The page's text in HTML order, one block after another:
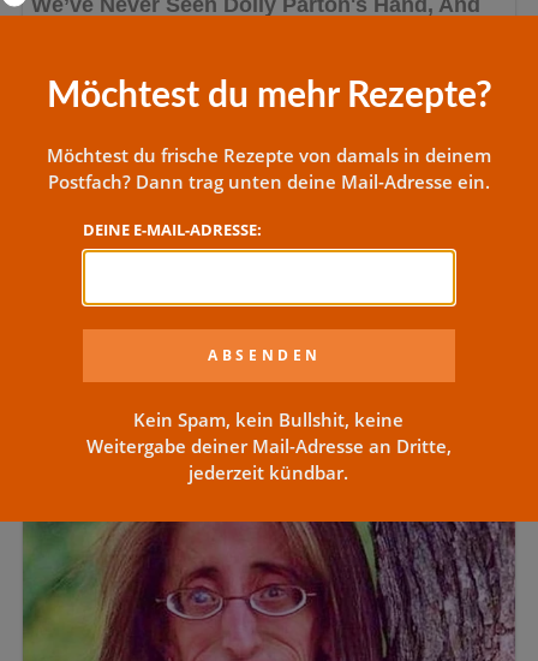
Möchtest du mehr Rezepte?
Möchtest du frische Rezepte von damals in deinem
Postfach? Dann trag unten deine Mail-Adresse ein.
DEINE E-MAIL-ADRESSE:
Kein Spam, kein Bullshit, keine
Weitergabe deiner Mail-Adresse an Dritte,
jederzeit kündbar.